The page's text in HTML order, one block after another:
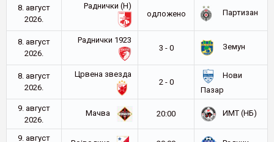
8. август
2026.
Раднички (Н)
oдложено
Партизан
8. август
2026.
Раднички 1923
3 - 0
Земун
8. август
2026.
Црвена звезда
2 - 0
Нови
Пазар
9. август
2026.
Мачва 20:00 ИМТ (НБ)
9. август